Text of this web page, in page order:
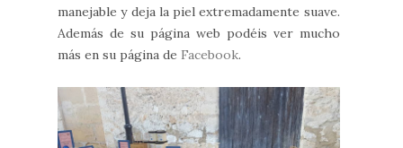
manejable y deja la piel extremadamente suave.
Además de su página web podéis ver mucho
más en su página de Facebook.